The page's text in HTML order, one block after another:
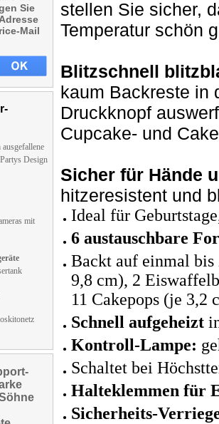
Sie
Mail
ausgefallene
Design
mit
stellen Sie sicher,
Temperatur schön
Blitzschnell
kaum Backreste in
Druckknopf
Cupcake- und
Sicher für Hände
hitzeresistent und
Ideal für
6 austauschbare
Backt auf einmal
9,8 cm), 2
11 Cakepops (je
Schnell aufgeheizt
Kontroll-Lampe:
Schaltet bei
Halteklemmen für
Sicherheits-